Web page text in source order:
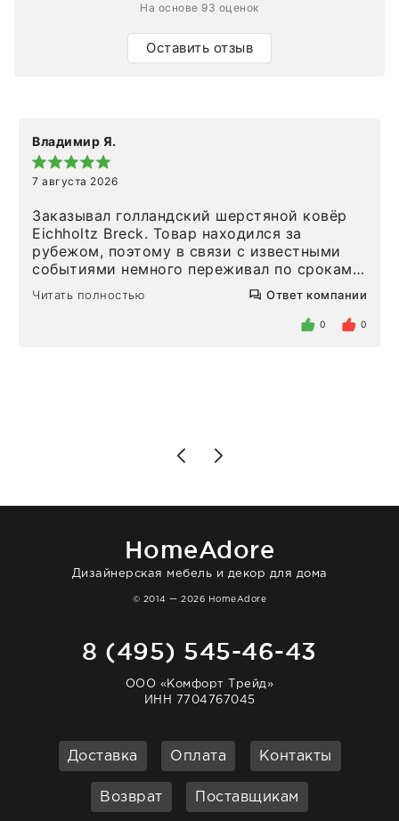
На основе 93 оценок
Оставить отзыв
Владимир Я.
7 августа 2026
Заказывал голландский шерстяной ковёр
Eichholtz Breck. Товар находился за
рубежом, поэтому в связи с известными
событиями немного переживал по срокам.
Но homeadore привезли ровно в
определенное в договоре время, без
то качество выше всяких похвал. Выглядит
Читать полностью Ответ компании
0 0
HomeAdore
Дизайнерская мебель и декор для дома
© 2014 — 2026 HomeAdore
8 (495) 545-46-43
ООО «Комфорт Трейд»
ИНН 7704767045
Доставка Оплата Контакты
Возврат Поставщикам